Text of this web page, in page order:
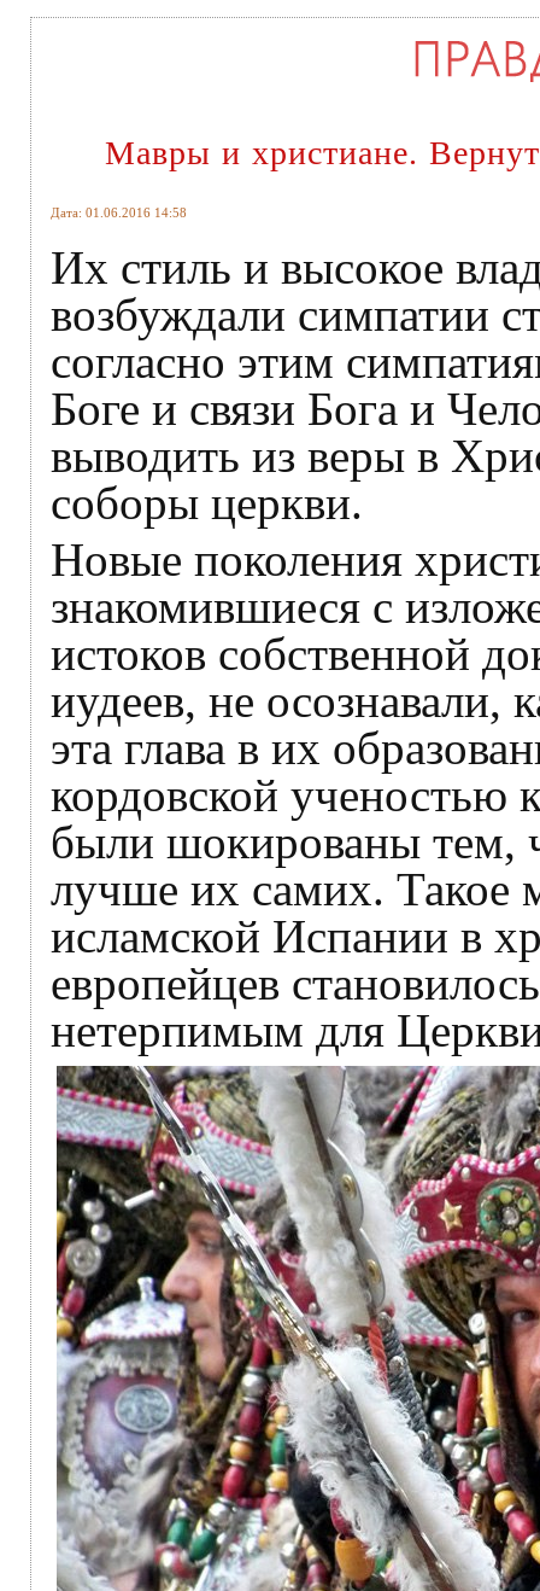
Мавры и христиане.
Дата: 01.06.2016 14:58
Их стиль и высокое
возбуждали симпатии
согласно этим
Боге и связи Бога и
выводить из веры в
соборы церкви.
Новые поколения
знакомившиеся с
истоков собственной
иудеев, не осознавали,
эта глава в их
кордовской ученостью
были шокированы тем,
лучше их самих. Такое
исламской Испании в
европейцев
нетерпимым для